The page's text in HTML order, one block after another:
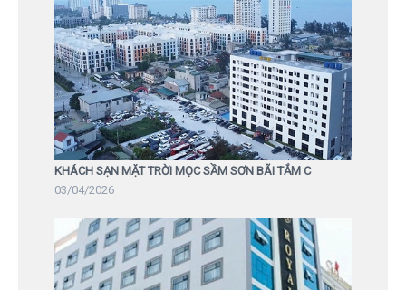
KHÁCH SẠN MẶT TRỜI MỌC SẦM SƠN BÃI TẮM C
03/04/2026